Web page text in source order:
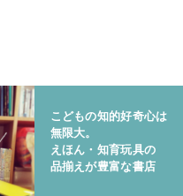
こどもの知的好奇心は
無限大。
えほん・知育玩具の
品揃えが豊富な書店